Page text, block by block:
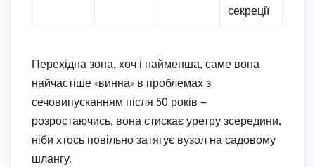
секреції
Перехідна зона, хоч і найменша, саме вона
найчастіше «винна» в проблемах з
сечовипусканням після 50 років —
розростаючись, вона стискає уретру зсередини,
ніби хтось повільно затягує вузол на садовому
шлангу.